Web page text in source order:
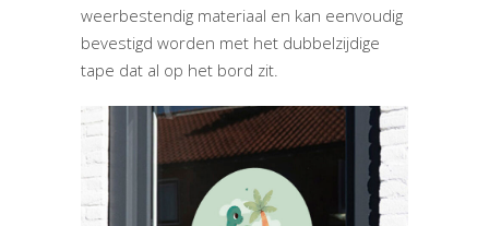
weerbestendig materiaal en kan eenvoudig
bevestigd worden met het dubbelzijdige
tape dat al op het bord zit.